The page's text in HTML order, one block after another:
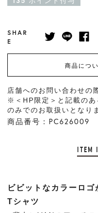
SHAR
E
商品につ
店舗へのお問い合わせの
※＜HP限定＞と記載のあ
のみでのお取扱いとなり
商品番号：PC626009
ITEM
ビビットなカラーロ
Tシャツ